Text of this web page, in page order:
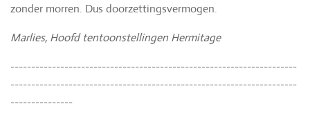
zonder morren. Dus doorzettingsvermogen.
Marlies, Hoofd tentoonstellingen Hermitage
---------------------------------------------------------------------
---------------------------------------------------------------------
---------------